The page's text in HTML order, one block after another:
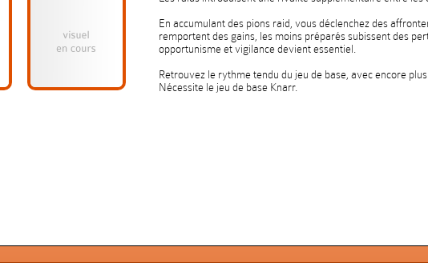
En accumulant des pions raid, vous déclenchez des
remportent des gains, les moins préparés subissent des
opportunisme et vigilance devient essentiel.
Retrouvez le rythme tendu du jeu de base, avec encore
Nécessite le jeu de base Knarr.